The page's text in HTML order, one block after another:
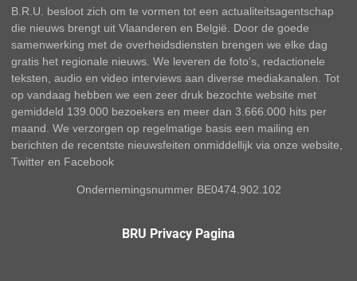
B.R.U. besloot zich om te vormen tot een actualiteitsagentschap
die nieuws brengt uit Vlaanderen en België. Door de goede
samenwerking met de overheidsdiensten brengen we elke dag
gratis het regionale nieuws. We leveren de foto’s, redactionele
teksten, audio en video interviews aan diverse mediakanalen. Tot
op vandaag hebben we een zeer druk bezochte website met
gemiddeld 139.000 bezoekers en meer dan 3.666.000 hits per
maand. We verzorgen op regelmatige basis een mailing en
berichten de recentste nieuwsfeiten onmiddellijk via onze website,
Twitter en Facebook
Ondernemingsnummer BE0474.902.102
BRU Privacy Pagina